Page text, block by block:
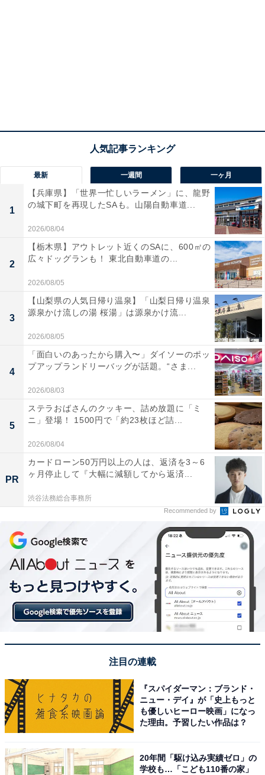
最新 一週間 一ヶ月
1
【兵庫県】「世界一忙しいラーメン」に、龍野
の城下町を再現したSAも。山陽自動車道...
2026/08/04
2
【栃木県】アウトレット近くのSAに、600㎡の
広々ドッグランも！ 東北自動車道の...
2026/08/05
3
【山梨県の人気日帰り温泉】「山梨日帰り温泉
源泉かけ流しの湯 桜湯」は源泉かけ流...
2026/08/05
4
「面白いのあったから購入〜」ダイソーのポッ
プアップランドリーバッグが話題。“さま...
2026/08/03
5
ステラおばさんのクッキー、詰め放題に「ミ
ニ」登場！ 1500円で「約23枚ほど詰...
2026/08/04
PR
カードローン50万円以上の人は、返済を3～6
ヶ月停止して『大幅に減額してから返済...
渋谷法務総合事務所
Recommended by
注目の連載
『スパイダーマン：ブランド・
ニュー・デイ』が「史上もっと
も優しいヒーロー映画」になっ
た理由。予習したい作品は？
20年間「駆け込み実績ゼロ」の
学校も…「こども110番の家」